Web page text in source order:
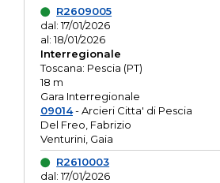
R2609005
dal: 17/01/2026
al: 18/01/2026
Interregionale
Toscana: Pescia (PT)
18 m
Gara Interregionale
09014- Arcieri Citta' di Pescia
Del Freo, Fabrizio
Venturini, Gaia
R2610003
dal: 17/01/2026